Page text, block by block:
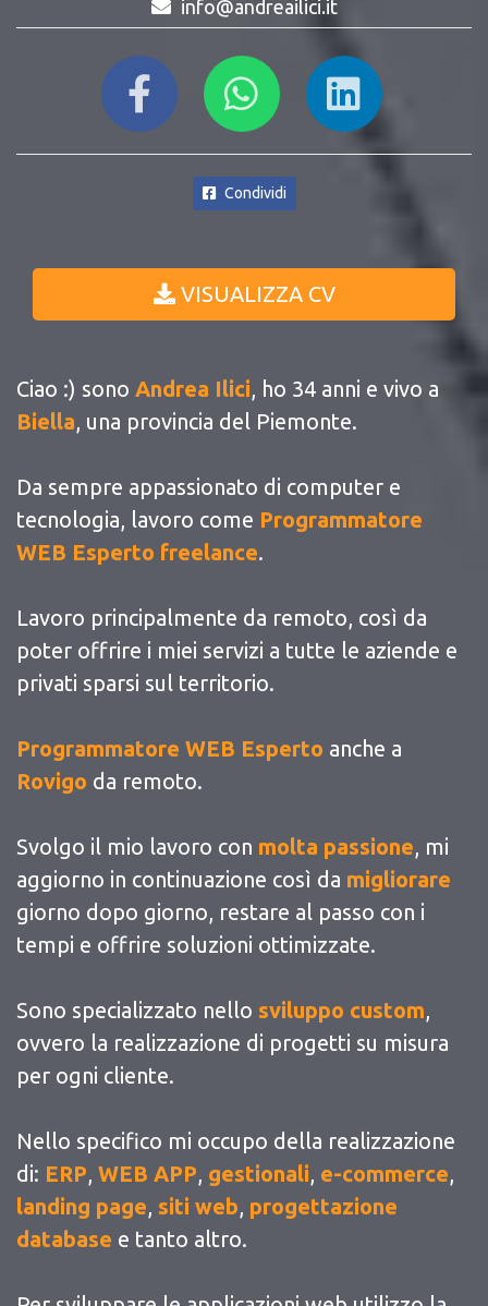
info@andreailici.it
Condividi
VISUALIZZA CV
Ciao :) sono Andrea Ilici, ho 34 anni e vivo a
Biella, una provincia del Piemonte.
Da sempre appassionato di computer e
tecnologia, lavoro come Programmatore
WEB Esperto freelance.
Lavoro principalmente da remoto, così da
poter offrire i miei servizi a tutte le aziende e
privati sparsi sul territorio.
Programmatore WEB Esperto anche a
Rovigo da remoto.
Svolgo il mio lavoro con molta passione, mi
aggiorno in continuazione così da migliorare
giorno dopo giorno, restare al passo con i
tempi e offrire soluzioni ottimizzate.
Sono specializzato nello sviluppo custom,
ovvero la realizzazione di progetti su misura
per ogni cliente.
Nello specifico mi occupo della realizzazione
di: ERP, WEB APP, gestionali, e-commerce,
landing page, siti web, progettazione
database e tanto altro.